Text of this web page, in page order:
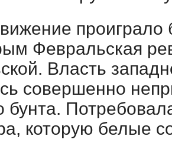
Февральская
Власть
совершенно
бунта.
которую белые